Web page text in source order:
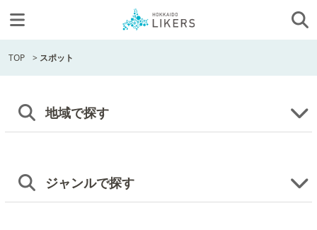
TOP > スポット
地域で探す
ジャンルで探す